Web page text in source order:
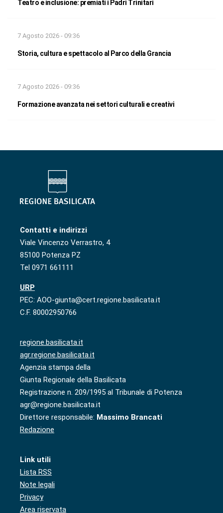
Teatro e inclusione: premiati i Padri Trinitari
7 Agosto 2026 - 09:36
Storia, cultura e spettacolo al Parco della Grancia
7 Agosto 2026 - 09:36
Formazione avanzata nei settori culturali e creativi
Contatti e indirizzi
Viale Vincenzo Verrastro, 4
85100 Potenza PZ
Tel 0971 661111
URP
PEC: AOO-giunta@cert.regione.basilicata.it
C.F. 80002950766
regione.basilicata.it
agr.regione.basilicata.it
Agenzia stampa della
Giunta Regionale della Basilicata
Registrazione n. 209/1995 al Tribunale di Potenza
agr@regione.basilicata.it
Direttore responsabile: Massimo Brancati
Redazione
Link utili
Lista RSS
Note legali
Privacy
Area riservata